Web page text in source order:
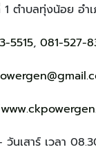
ตำบลทุ่งน้อย อำ
5515, 081-527-
นเสาร์ เวลา